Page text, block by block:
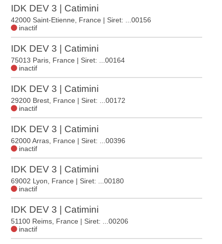
IDK DEV 3 | Catimini
42000 Saint-Etienne, France | Siret: ...00156
inactif
IDK DEV 3 | Catimini
75013 Paris, France | Siret: ...00164
inactif
IDK DEV 3 | Catimini
29200 Brest, France | Siret: ...00172
inactif
IDK DEV 3 | Catimini
62000 Arras, France | Siret: ...00396
inactif
IDK DEV 3 | Catimini
69002 Lyon, France | Siret: ...00180
inactif
IDK DEV 3 | Catimini
51100 Reims, France | Siret: ...00206
inactif